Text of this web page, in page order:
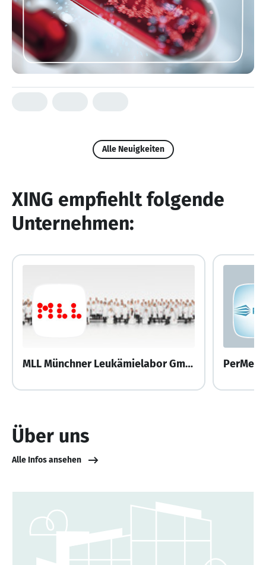
Alle Neuigkeiten
XING empfiehlt folgende
Unternehmen:
MLL Münchner Leukämielabor GmbH
Über uns
Alle Infos ansehen